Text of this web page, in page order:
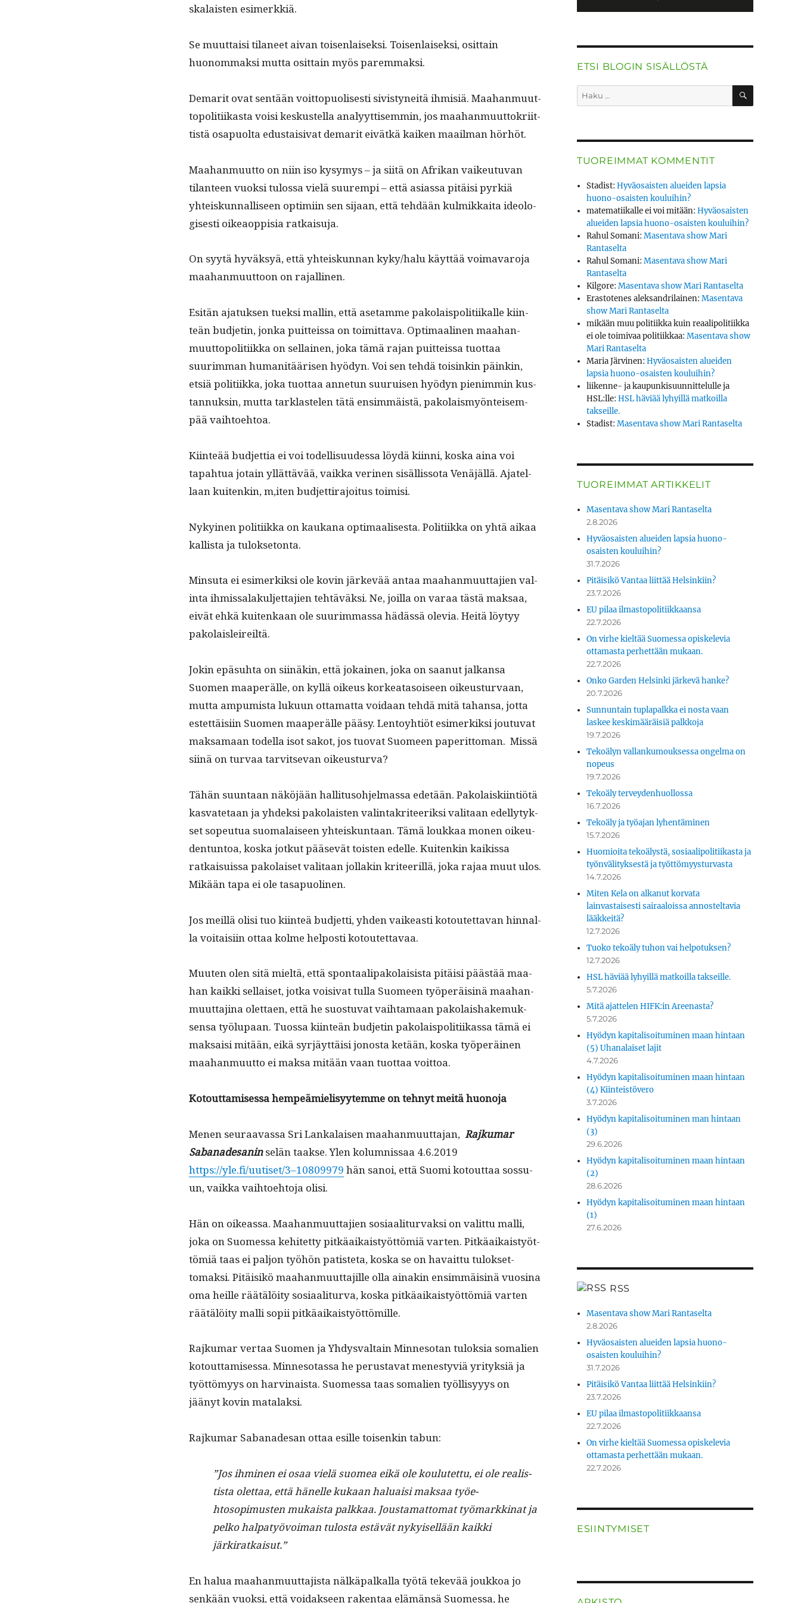
skalais­ten esimerkkiä.
Se muut­taisi tila­neet aivan toisen­laisek­si. Toisen­laisek­si, osit­tain
huonom­mak­si mut­ta osit­tain myös paremmaksi.
Demar­it ovat sen­tään voit­top­uolis­es­ti sivistyneitä ihmisiä. Maa­han­muut­
topoli­ti­ikas­ta voisi keskustel­la ana­lyyt­tisem­min, jos maa­han­muut­tokri­it­
tistä osa­puol­ta edus­taisi­vat demar­it eivätkä kaiken maail­man hörhöt.
Maa­han­muut­to on niin iso kysymys – ja siitä on Afrikan vaikeu­tu­van
tilanteen vuok­si tulos­sa vielä suurem­pi ­– että asi­as­sa pitäisi pyrk­iä
yhteiskun­nal­liseen opti­mi­in sen sijaan, että tehdään kul­mikkai­ta ide­ol­o­
gis­es­ti oikeaop­pisia ratkaisuja.
On syytä hyväksyä, että yhteiskun­nan kyky/halu käyt­tää voimavaro­ja
maa­han­muut­toon on rajallinen.
Esitän ajatuk­sen tuek­si mallin, että ase­tamme pako­lais­poli­ti­ikalle kiin­
teän bud­jetin, jon­ka puit­teis­sa on toimit­ta­va. Opti­maa­li­nen maa­han­
muut­topoli­ti­ik­ka on sel­l­ainen, joka tämä rajan puit­teis­sa tuot­taa
suurim­man human­itäärisen hyö­dyn. Voi sen tehdä toisinkin päinkin,
etsiä poli­ti­ik­ka, joka tuot­taa annetun suu­ruisen hyö­dyn pien­im­min kus­
tan­nuksin, mut­ta tark­laste­len tätä ensim­mäistä, pako­lais­myön­teisem­
pää vaihtoehtoa.
Kiin­teää bud­jet­tia ei voi todel­lisu­udessa löy­dä kiin­ni, kos­ka aina voi
tapah­tua jotain yllät­tävää, vaik­ka ver­i­nen sisäl­lis­so­ta Venäjäl­lä. Ajatel­
laan kuitenkin, m,iten bud­jet­ti­ra­joi­tus toimisi.
Nykyi­nen poli­ti­ik­ka on kaukana opti­maalis­es­ta. Poli­ti­ik­ka on yhtä aikaa
kallista ja tuloksetonta.
Min­su­ta ei esimerkik­si ole kovin järkevää antaa maa­han­muut­ta­jien val­
in­ta ihmissalakul­jet­ta­jien tehtäväk­si. Ne, joil­la on varaa tästä mak­saa,
eivät ehkä kuitenkaan ole suurim­mas­sa hädässä ole­via. Heitä löy­tyy
pakolaisleireiltä.
Jokin epä­suh­ta on siinäkin, että jokainen, joka on saanut jalka­nsa
Suomen maaperälle, on kyl­lä oikeus korkeata­soiseen oikeustur­vaan,
mut­ta ampumista luku­un otta­mat­ta voidaan tehdä mitä tahansa, jot­ta
estet­täisi­in Suomen maaperälle pääsy. Lentoy­htiöt esimerkik­si joutu­vat
mak­samaan todel­la isot sakot, jos tuo­vat Suomeen paperit­toman. Mis­sä
siinä on tur­vaa tarvit­se­van oikeusturva?
Tähän suun­taan näköjään hal­li­tu­so­hjel­mas­sa ede­tään. Pako­laiski­in­tiötä
kas­vate­taan ja yhdek­si pako­lais­ten val­in­takri­teerik­si val­i­taan edel­ly­tyk­
set sopeu­tua suo­ma­laiseen yhteiskun­taan. Tämä loukkaa mon­en oikeu­
den­tun­toa, kos­ka jotkut pää­sevät tois­t­en edelle. Kuitenkin kaikissa
ratkaisu­is­sa pako­laiset val­i­taan jol­lakin kri­teer­il­lä, joka rajaa muut ulos.
Mikään tapa ei ole tasapuolinen.
Jos meil­lä olisi tuo kiin­teä bud­jet­ti, yhden vaikeasti kotoutet­ta­van hin­nal­
la voitaisi­in ottaa kolme hel­posti kotoutettavaa.
Muuten olen sitä mieltä, että spon­taali­pako­lai­sista pitäisi päästää maa­
han kaik­ki sel­l­aiset, jot­ka voisi­vat tul­la Suomeen työperäis­inä maa­han­
muut­ta­ji­na olet­taen, että he suos­tu­vat vai­h­ta­maan pako­laishake­muk­
sen­sa työlu­paan. Tuos­sa kiin­teän bud­jetin pako­lais­poli­ti­ikas­sa tämä ei
mak­saisi mitään, eikä syr­jäyt­täisi jonos­ta ketään, kos­ka työperäi­nen
maa­han­muut­to ei mak­sa mitään vaan tuot­taa voittoa.
Kotout­tamises­sa hempeämielisyytemme on tehnyt meitä huonoja
Menen seu­raavas­sa Sri Lankalaisen maa­han­muut­ta­jan, Rajku­mar
Sabanade­saninselän taakse. Ylen kolum­nis­saa 4.6.2019
https://yle.fi/uutiset/3–10809979 hän sanoi, että Suo­mi kotout­taa sos­su­
un, vaik­ka vai­h­toe­hto­ja olisi.
Hän on oike­as­sa. Maa­han­muut­ta­jien sosi­aal­i­tur­vak­si on valit­tu malli,
joka on Suomes­sa kehitet­ty pitkäaikaistyöt­tömiä varten. Pitkäaikaistyöt­
tömiä taas ei paljon työhön patis­te­ta, kos­ka se on havait­tu tulok­set­
tomak­si. Pitäisikö maa­han­muut­ta­jille olla ainakin ensim­mäis­inä vuosi­na
oma heille räätälöi­ty sosi­aal­i­tur­va, kos­ka pitkäaikaistyöt­tömiä varten
räätälöi­ty malli sopii pitkäaikaistyöttömille.
Rajku­mar ver­taa Suomen ja Yhdys­val­tain Min­nesotan tulok­sia soma­lien
kotout­tamises­sa. Min­neso­tas­sa he perus­ta­vat men­estyviä yri­tyk­siä ja
työt­tömyys on harv­inaista. Suomes­sa taas soma­lien työl­lisyyys on
jäänyt kovin matalaksi.
Rajku­mar Sabanade­san ottaa esille toisenkin tabun:
”Jos ihmi­nen ei osaa vielä suomea eikä ole koulutet­tu, ei ole real­is­
tista olet­taa, että hänelle kukaan halu­aisi mak­saa työe­
htosopimusten mukaista palkkaa. Jous­ta­mat­tomat työ­markki­nat ja
pelko hal­patyövoiman tulosta estävät nykyisel­lään kaik­ki
järkiratkaisut.”
En halua maa­han­muut­ta­jista nälkä­pal­ka­lla työtä tekevää joukkoa jo
senkään vuok­si, että voidak­seen rak­en­taa elämän­sä Suomes­sa, he
ETSI BLOGIN SISÄLLÖSTÄ
Etsi: HAKU
TUOREIMMAT KOMMENTIT
Stadist:Hyväosaisten alueiden lapsia
huono-osaisten kouluihin?
matematiikalle ei voi mitään:Hyväosaisten
alueiden lapsia huono-osaisten kouluihin?
Rahul Somani:Masentava show Mari
Rantaselta
Rahul Somani:Masentava show Mari
Rantaselta
Kilgore:Masentava show Mari Rantaselta
Erastotenes aleksandrilainen:Masentava
show Mari Rantaselta
mikään muu politiikka kuin reaalipolitiikka
ei ole toimivaa politiikkaa:Masentava show
Mari Rantaselta
Maria Järvinen:Hyväosaisten alueiden
lapsia huono-osaisten kouluihin?
liikenne- ja kaupunkisuunnittelulle ja
HSL:lle:HSL häviää lyhyillä matkoilla
takseille.
Stadist:Masentava show Mari Rantaselta
TUOREIMMAT ARTIKKELIT
Masentava show Mari Rantaselta
2.8.2026
Hyväosaisten alueiden lapsia huono-
osaisten kouluihin?
31.7.2026
Pitäisikö Vantaa liittää Helsinkiin?
23.7.2026
EU pilaa ilmastopolitiikkaansa
22.7.2026
On virhe kieltää Suomessa opiskelevia
ottamasta perhettään mukaan.
22.7.2026
Onko Garden Helsinki järkevä hanke?
20.7.2026
Sunnuntain tuplapalkka ei nosta vaan
laskee keskimääräisiä palkkoja
19.7.2026
Tekoälyn vallankumouksessa ongelma on
nopeus
19.7.2026
Tekoäly terveydenhuollossa
16.7.2026
Tekoäly ja työajan lyhentäminen
15.7.2026
Huomioita tekoälystä, sosiaalipolitiikasta ja
työnvälityksestä ja työttömyysturvasta
14.7.2026
Miten Kela on alkanut korvata
lainvastaisesti sairaaloissa annosteltavia
lääkkeitä?
12.7.2026
Tuoko tekoäly tuhon vai helpotuksen?
12.7.2026
HSL häviää lyhyillä matkoilla takseille.
5.7.2026
Mitä ajattelen HIFK:in Areenasta?
5.7.2026
Hyödyn kapitalisoituminen maan hintaan
(5) Uhanalaiset lajit
4.7.2026
Hyödyn kapitalisoituminen maan hintaan
(4) Kiinteistövero
3.7.2026
Hyödyn kapitalisoituminen man hintaan
(3)
29.6.2026
Hyödyn kapitalisoituminen maan hintaan
(2)
28.6.2026
Hyödyn kapitalisoituminen maan hintaan
(1)
27.6.2026
RSS
Masentava show Mari Rantaselta
2.8.2026
Hyväosaisten alueiden lapsia huono-
osaisten kouluihin?
31.7.2026
Pitäisikö Vantaa liittää Helsinkiin?
23.7.2026
EU pilaa ilmastopolitiikkaansa
22.7.2026
On virhe kieltää Suomessa opiskelevia
ottamasta perhettään mukaan.
22.7.2026
ESIINTYMISET